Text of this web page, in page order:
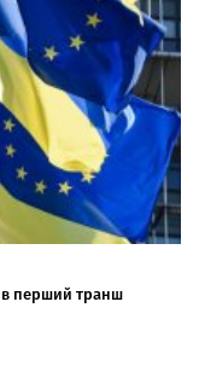
перший транш